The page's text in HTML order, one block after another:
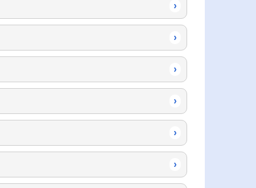
›
›
›
›
›
›